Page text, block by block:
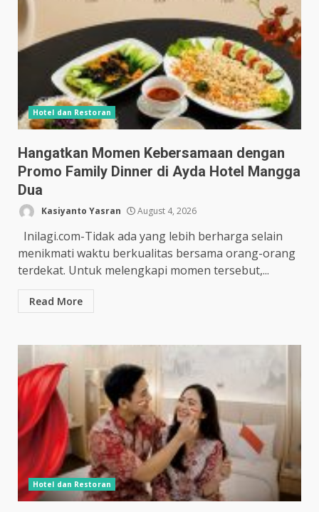
Hotel dan Restoran
Hangatkan Momen Kebersamaan dengan
Promo Family Dinner di Ayda Hotel Mangga
Dua
Kasiyanto Yasran August 4, 2026
Inilagi.com-Tidak ada yang lebih berharga selain
menikmati waktu berkualitas bersama orang-orang
terdekat. Untuk melengkapi momen tersebut,...
Read More
Hotel dan Restoran